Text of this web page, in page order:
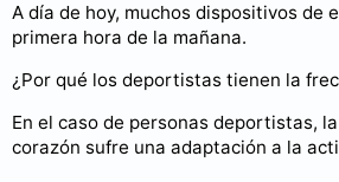
A día de hoy, muchos dispositivos de
primera hora de la mañana.
¿Por qué los deportistas tienen la
En el caso de personas deportistas,
corazón sufre una adaptación a la